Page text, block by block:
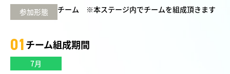
参加形態 チーム ※本ステージ内でチームを組成頂きます
01チーム組成期間
7月